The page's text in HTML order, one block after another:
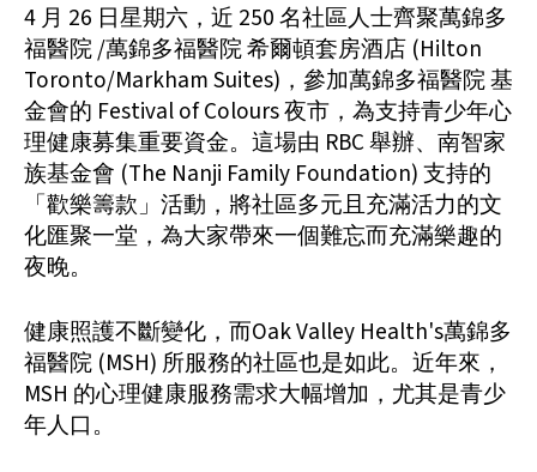
4 月 26 日星期六，近 250 名社區人士齊聚萬錦多
福醫院 /萬錦多福醫院 希爾頓套房酒店 (Hilton
Toronto/Markham Suites)，參加萬錦多福醫院 基
金會的 Festival of Colours 夜市，為支持青少年心
理健康募集重要資金。這場由 RBC 舉辦、南智家
族基金會 (The Nanji Family Foundation) 支持的
「歡樂籌款」活動，將社區多元且充滿活力的文
化匯聚一堂，為大家帶來一個難忘而充滿樂趣的
夜晚。
健康照護不斷變化，而Oak Valley Health's萬錦多
福醫院 (MSH) 所服務的社區也是如此。近年來，
MSH 的心理健康服務需求大幅增加，尤其是青少
年人口。